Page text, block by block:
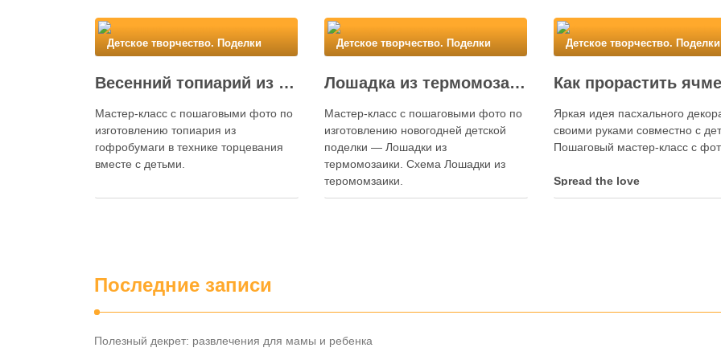
Детское творчество. Поделки
Весенний топиарий из креповой бумаги
Мастер-класс с пошаговыми фото по
изготовлению топиария из
гофробумаги в технике торцевания
вместе с детьми.
Spread the love
Детское творчество. Поделки
Лошадка из термомозаики. Детская поделка к Новому году
Мастер-класс с пошаговыми фото по
изготовлению новогодней детской
поделки — Лошадки из
термомозаики. Схема Лошадки из
теромомзаики.
Детское творчество. Поделки
Яркая идея пасхального
своими руками совместно с
Пошаговый мастер-класс с
Spread the love
Последние записи
Полезный декрет: развлечения для мамы и ребенка